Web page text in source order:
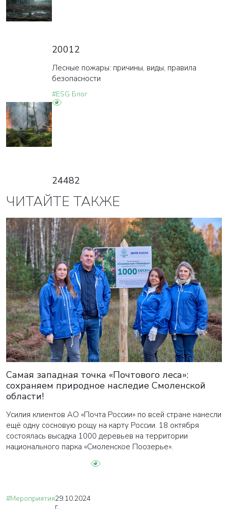
20012
Лесные пожары: причины, виды, правила
безопасности
#ESG Блог
24482
ЧИТАЙТЕ ТАКЖЕ
Самая западная точка «Почтового леса»:
сохраняем природное наследие Смоленской
области!
Усилия клиентов АО «Почта России» по всей стране нанесли
ещё одну сосновую рощу на карту России. 18 октября
состоялась высадка 1000 деревьев на территории
национального парка «Смоленское Поозерье».
#Мероприятия29.10.2024
г.